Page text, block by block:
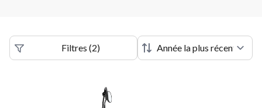
Filtres (2)